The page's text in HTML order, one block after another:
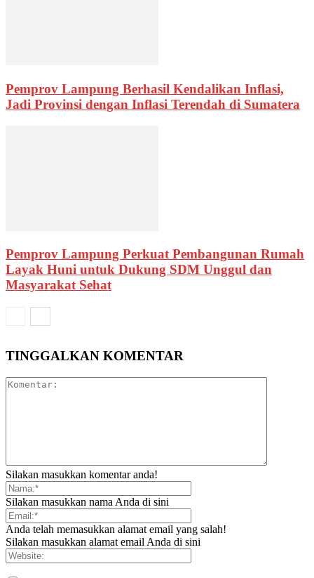
Pemprov Lampung Berhasil Kendalikan Inflasi,
Jadi Provinsi dengan Inflasi Terendah di Sumatera
Pemprov Lampung Perkuat Pembangunan Rumah
Layak Huni untuk Dukung SDM Unggul dan
Masyarakat Sehat
TINGGALKAN KOMENTAR
Silakan masukkan komentar anda!
Silakan masukkan nama Anda di sini
Anda telah memasukkan alamat email yang salah!
Silakan masukkan alamat email Anda di sini